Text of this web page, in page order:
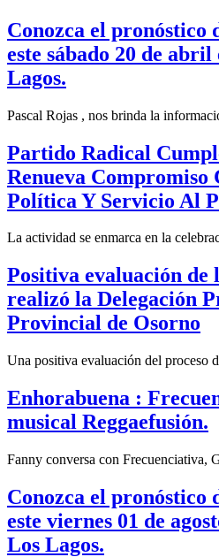
Conozca el pronóstico
este sábado 20 de
Lagos.
Pascal Rojas , nos brinda la
Partido Radical
Renueva Compromiso
Política Y Servicio Al
La actividad se enmarca en la
Positiva evaluación de
realizó la Delegación
Provincial de Osorno
Una positiva evaluación del proceso
Enhorabuena :
musical Reggaefusión.
Fanny conversa con Frecuenciativa,
Conozca el pronóstico
este viernes 01 de
Los Lagos.